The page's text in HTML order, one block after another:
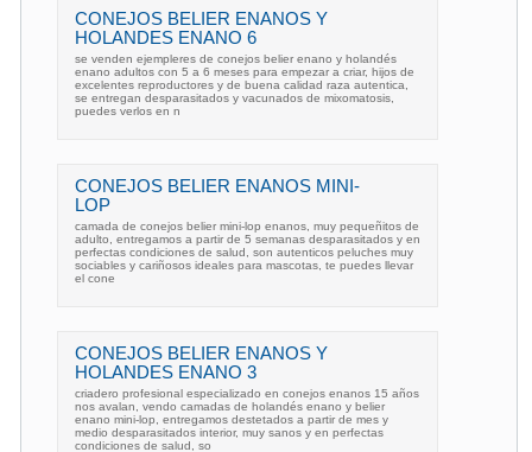
CONEJOS BELIER ENANOS Y
HOLANDES ENANO 6
se venden ejempleres de conejos belier enano y holandés
enano adultos con 5 a 6 meses para empezar a criar, hijos de
excelentes reproductores y de buena calidad raza autentica,
se entregan desparasitados y vacunados de mixomatosis,
puedes verlos en n
CONEJOS BELIER ENANOS MINI-
LOP
camada de conejos belier mini-lop enanos, muy pequeñitos de
adulto, entregamos a partir de 5 semanas desparasitados y en
perfectas condiciones de salud, son autenticos peluches muy
sociables y cariñosos ideales para mascotas, te puedes llevar
el cone
CONEJOS BELIER ENANOS Y
HOLANDES ENANO 3
criadero profesional especializado en conejos enanos 15 años
nos avalan, vendo camadas de holandés enano y belier
enano mini-lop, entregamos destetados a partir de mes y
medio desparasitados interior, muy sanos y en perfectas
condiciones de salud, so